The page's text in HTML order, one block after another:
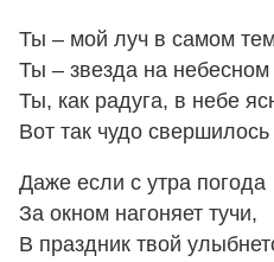
Ты – мой луч в самом
Ты – звезда на небесном
Ты, как радуга, в небе
Вот так чудо
Даже если с утра погода
За окном нагоняет тучи,
В праздник твой